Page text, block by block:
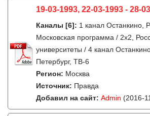
19-03-1993, 22-03-1993 - 28-
Каналы [6]: 1 канал Останкино,
Московская программа / 2x2,
университеты / 4 канал
Петербург, ТВ-6
Регион: Москва
Источник: Правда
Добавил на сайт: Admin (2016-